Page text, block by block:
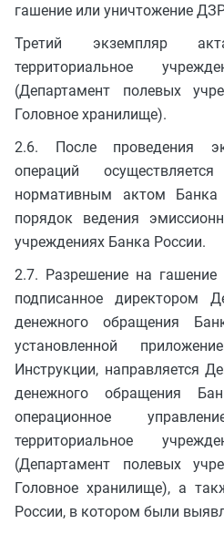
гашение или уничтожение
Третий экземпляр
территориальное
(Департамент полевых
Головное хранилище).
2.6. После проведения
операций
нормативным актом Банка
порядок ведения
учреждениях Банка России.
2.7. Разрешение на
подписанное директором
денежного обращения
установленной
Инструкции, направляется
денежного обращения
операционное
территориальное
(Департамент полевых
Головное хранилище), а
России, в котором были